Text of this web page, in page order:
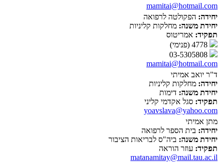
mamitai@hotmail.com
יחידה: הפקולטה לרפואה
יחידת משנה: מחלקות קליניות
תפקיד: אמריטוס
mamitai@hotmail.com
ד"ר יואב אמיתי
יחידה: מחלקות קליניות
יחידת משנה: דימות
תפקיד: סגל אקדמי קליני
yoavslava@yahoo.com
מתן אמיתי
יחידה: בית הספר לרפואה
יחידת משנה: ביה"ס לבריאות הציבור
תפקיד: עוזר הוראה
matanamitay@mail.tau.ac.il